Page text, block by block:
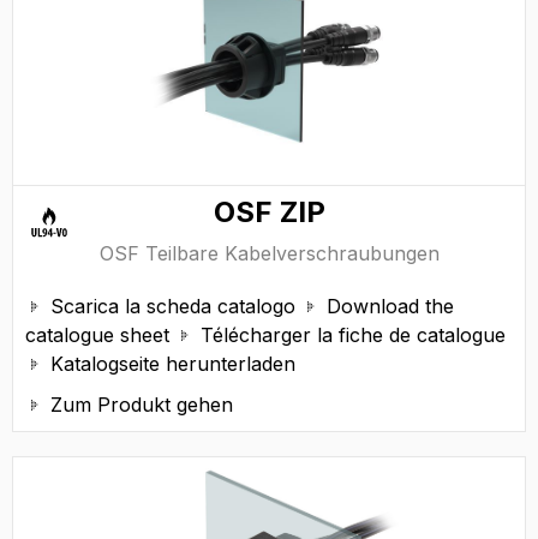
OSF ZIP
OSF Teilbare Kabelverschraubungen
 Scarica la scheda catalogo 
Download the
catalogue sheet
 Télécharger la fiche de catalogue
 Katalogseite herunterladen
 Zum Produkt gehen